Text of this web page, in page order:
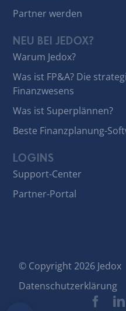
Partner werden
NEU BEI JEDOX?
Warum Jedox?
Was ist FP&A? Die
Finanzwesens
Was ist Superplännen?
Beste Finanzplanung-
LOGINS
Support-Center
Partner-Portal
© Copyright 2026 Jedox
Datenschutzerklärung